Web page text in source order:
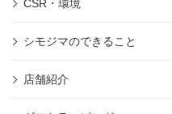
CSR・環境
シモジマのできること
店舗紹介